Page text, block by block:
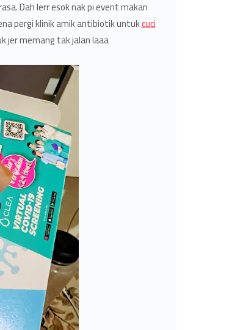
Dah lerr esok nak pi event makan
pergi klinik amik antibiotik untukcuci
memang tak jalan laaa..